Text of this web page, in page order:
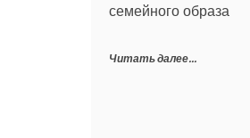
семейного образа
Читать далее...